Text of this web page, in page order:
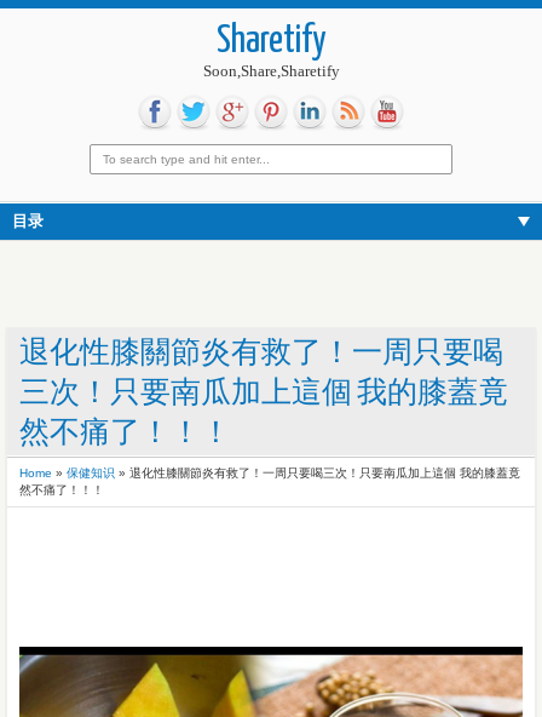
Sharetify
Soon,Share,Sharetify
目录
退化性膝關節炎有救了！一周只要喝
三次！只要南瓜加上這個 我的膝蓋竟
然不痛了！！！
Home » 保健知识 » 退化性膝關節炎有救了！一周只要喝三次！只要南瓜加上這個 我的膝蓋竟
然不痛了！！！